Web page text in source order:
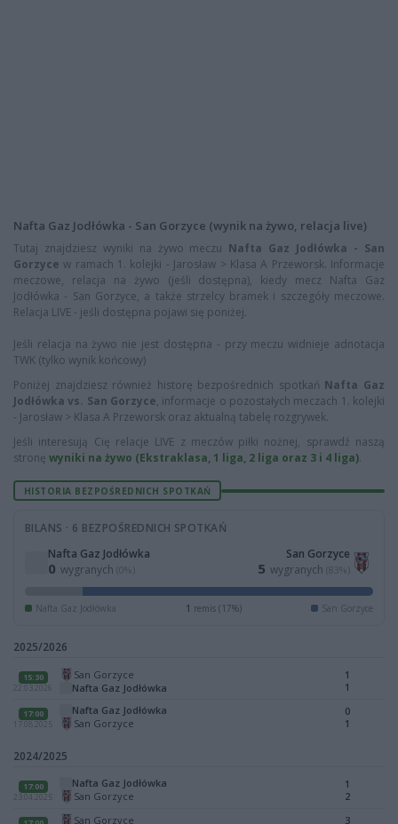
Nafta Gaz Jodłówka - San Gorzyce (wynik na żywo, relacja live)
Tutaj znajdziesz wyniki na żywo meczu Nafta Gaz Jodłówka - San
Gorzyce w ramach 1. kolejki - Jarosław > Klasa A Przeworsk. Informacje
meczowe, relacja na żywo (jeśli dostępna), kiedy mecz Nafta Gaz
Jodłówka - San Gorzyce, a także strzelcy bramek i szczegóły meczowe.
Relacja LIVE - jeśli dostępna pojawi się poniżej.
Jeśli relacja na żywo nie jest dostępna - przy meczu widnieje adnotacja
TWK (tylko wynik końcowy)
Poniżej znajdziesz również historę bezpośrednich spotkań Nafta Gaz
Jodłówka vs. San Gorzyce, informacje o pozostałych meczach 1. kolejki
- Jarosław > Klasa A Przeworsk oraz aktualną tabelę rozgrywek.
Jeśli interesują Cię relacje LIVE z meczów piłki nożnej, sprawdź naszą
stronę wyniki na żywo (Ekstraklasa, 1 liga, 2 liga oraz 3 i 4 liga).
HISTORIA BEZPOŚREDNICH SPOTKAŃ
BILANS · 6 BEZPOŚREDNICH SPOTKAŃ
Nafta Gaz Jodłówka
0 wygranych (0%)
San Gorzyce
5 wygranych (83%)
Nafta Gaz Jodłówka 1 remis (17%) San Gorzyce
2025/2026
15:30
22.03.2026
San Gorzyce
Nafta Gaz Jodłówka
1
1
17:00
17.08.2025
Nafta Gaz Jodłówka
San Gorzyce
0
1
2024/2025
17:00
23.04.2025
Nafta Gaz Jodłówka
San Gorzyce
1
2
San Gorzyce
3